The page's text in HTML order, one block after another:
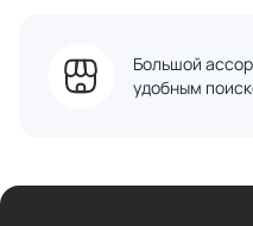
Большой
удобным